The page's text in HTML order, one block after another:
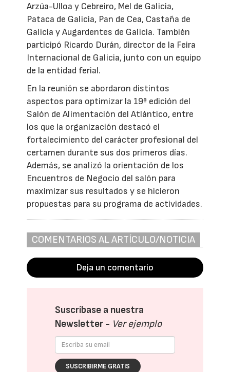
Arzúa-Ulloa y Cebreiro, Mel de Galicia,
Pataca de Galicia, Pan de Cea, Castaña de
Galicia y Augardentes de Galicia. También
participó Ricardo Durán, director de la Feira
Internacional de Galicia, junto con un equipo
de la entidad ferial.
En la reunión se abordaron distintos
aspectos para optimizar la 19ª edición del
Salón de Alimentación del Atlántico, entre
los que la organización destacó el
fortalecimiento del carácter profesional del
certamen durante sus dos primeros días.
Además, se analizó la orientación de los
Encuentros de Negocio del salón para
maximizar sus resultados y se hicieron
propuestas para su programa de actividades.
COMENTARIOS AL ARTÍCULO/NOTICIA
Deja un comentario
Suscríbase a nuestra
Newsletter - Ver ejemplo
SUSCRIBIRME GRATIS